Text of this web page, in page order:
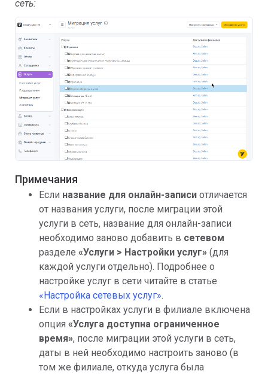
сеть:
Примечания
Если название для онлайн-записи отличается
от названия услуги, после миграции этой
услуги в сеть, название для онлайн-записи
необходимо заново добавить в сетевом
разделе «Услуги > Настройки услуг» (для
каждой услуги отдельно). Подробнее о
настройке услуг в сети читайте в статье
«Настройка сетевых услуг».
Если в настройках услуги в филиале включена
опция «Услуга доступна ограниченное
время», после миграции этой услуги в сеть,
даты в ней необходимо настроить заново (в
том же филиале, откуда услуга была